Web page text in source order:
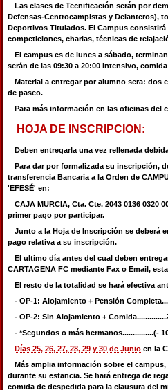
Las clases de Tecnificación serán por
Defensas-Centrocampistas y Delanteros),
Deportivos Titulados. El Campus
competiciones, charlas, técnicas de
El campus es de lunes a sábado,
serán de las 09:30 a 20:00 intensivo,
Material a entregar por alumno sera: dos
de paseo.
Para más información en las oficinas del
HOJA DE INSCRIPCION:
Deben entregarla una vez rellenada
Para dar por formalizada su inscripción,
transferencia Bancaria a la Orden de
'EFESÉ' en:
CAJA MURCIA, Cta. Cte. 2043 0136 0320
primer pago por participar.
Junto a la Hoja de Inscripción se deberá
pago relativa a su inscripción.
El ultimo día antes del cual deben
CARTAGENA FC mediante Fax o Email,
El resto de la totalidad se hará efectiva
- OP-1: Alojamiento + Pensión
- OP-2: Sin Alojamiento +
- *Segundos o más hermanos...............(-
Días 25, 26, 27, 28, 29 y 30 de Junio en la
Más amplia información sobre el
durante su estancia. Se hará entrega de
comida de despedida para la clausura del